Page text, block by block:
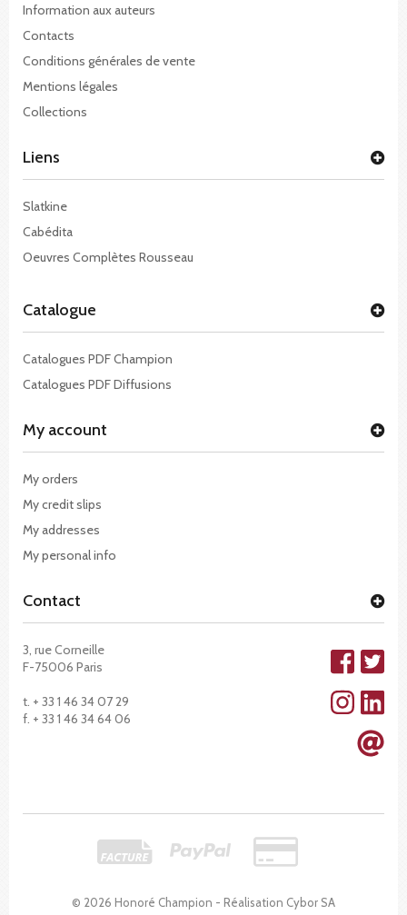
Information aux auteurs
Contacts
Conditions générales de vente
Mentions légales
Collections
© 2026 Honoré Champion - Réalisation Cybor SA
Liens
Slatkine
Cabédita
Oeuvres Complètes Rousseau
Catalogue
Catalogues PDF Champion
Catalogues PDF Diffusions
My account
My orders
My credit slips
My addresses
My personal info
Contact
3, rue Corneille
F-75006 Paris
t. + 33 1 46 34 07 29
f. + 33 1 46 34 64 06